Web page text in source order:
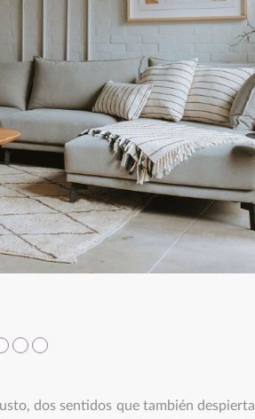
dos sentidos que también despierta